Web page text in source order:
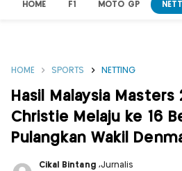
HOME F1 MOTO GP
HOME SPORTS NETTING
Hasil Malaysia Masters
Christie Melaju ke 16
Pulangkan Wakil
Cikal Bintang ,Jurnalis